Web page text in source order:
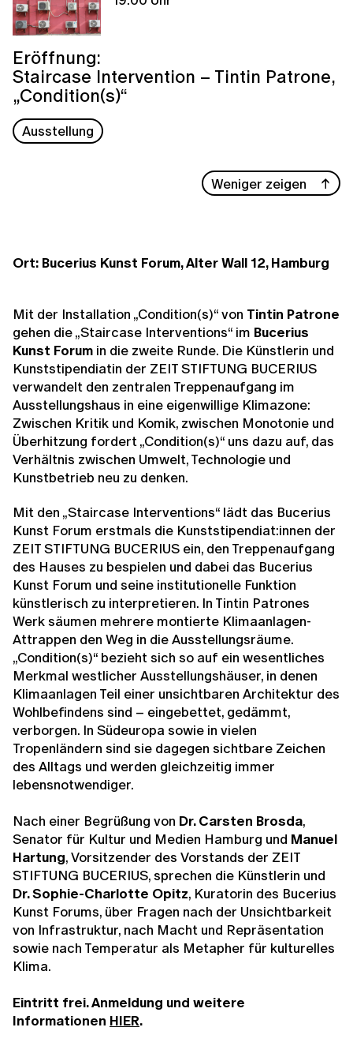
Eröffnung:
Staircase Intervention – Tintin Patrone,
„Condition(s)“
Ausstellung
Weniger zeigen
Ort: Bucerius Kunst Forum, Alter Wall 12, Hamburg
Mit der Installation „Condition(s)“ von Tintin Patrone
gehen die „Staircase Interventions“ im Bucerius
Kunst Forum in die zweite Runde. Die Künstlerin und
Kunststipendiatin der ZEIT STIFTUNG BUCERIUS
verwandelt den zentralen Treppenaufgang im
Ausstellungshaus in eine eigenwillige Klimazone:
Zwischen Kritik und Komik, zwischen Monotonie und
Überhitzung fordert „Condition(s)“ uns dazu auf, das
Verhältnis zwischen Umwelt, Technologie und
Kunstbetrieb neu zu denken.
Mit den „Staircase Interventions“ lädt das Bucerius
Kunst Forum erstmals die Kunststipendiat:innen der
ZEIT STIFTUNG BUCERIUS ein, den Treppenaufgang
des Hauses zu bespielen und dabei das Bucerius
Kunst Forum und seine institutionelle Funktion
künstlerisch zu interpretieren. In Tintin Patrones
Werk säumen mehrere montierte Klimaanlagen-
Attrappen den Weg in die Ausstellungsräume.
„Condition(s)“ bezieht sich so auf ein wesentliches
Merkmal westlicher Ausstellungshäuser, in denen
Klimaanlagen Teil einer unsichtbaren Architektur des
Wohlbefindens sind – eingebettet, gedämmt,
verborgen. In Südeuropa sowie in vielen
Tropenländern sind sie dagegen sichtbare Zeichen
des Alltags und werden gleichzeitig immer
lebensnotwendiger.
Nach einer Begrüßung von Dr. Carsten Brosda,
Senator für Kultur und Medien Hamburg und Manuel
Hartung, Vorsitzender des Vorstands der ZEIT
STIFTUNG BUCERIUS, sprechen die Künstlerin und
Dr. Sophie-Charlotte Opitz, Kuratorin des Bucerius
Kunst Forums, über Fragen nach der Unsichtbarkeit
von Infrastruktur, nach Macht und Repräsentation
sowie nach Temperatur als Metapher für kulturelles
Klima.
Eintritt frei. Anmeldung und weitere
Informationen HIER.